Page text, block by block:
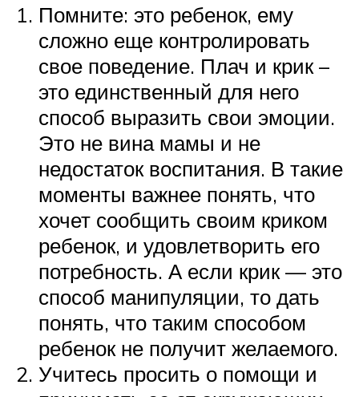
Помните: это ребенок, ему
сложно еще контролировать
свое поведение. Плач и крик –
это единственный для него
способ выразить свои эмоции.
Это не вина мамы и не
недостаток воспитания. В такие
моменты важнее понять, что
хочет сообщить своим криком
ребенок, и удовлетворить его
потребность. А если крик — это
способ манипуляции, то дать
понять, что таким способом
ребенок не получит желаемого.
Учитесь просить о помощи и